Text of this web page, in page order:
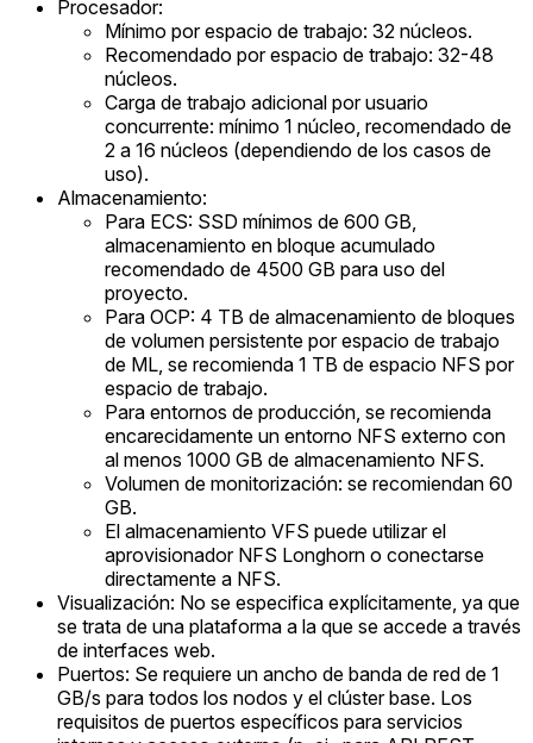
Procesador:
Mínimo por espacio de trabajo: 32 núcleos.
Recomendado por espacio de trabajo: 32-48
núcleos.
Carga de trabajo adicional por usuario
concurrente: mínimo 1 núcleo, recomendado de
2 a 16 núcleos (dependiendo de los casos de
uso).
Almacenamiento:
Para ECS: SSD mínimos de 600 GB,
almacenamiento en bloque acumulado
recomendado de 4500 GB para uso del
proyecto.
Para OCP: 4 TB de almacenamiento de bloques
de volumen persistente por espacio de trabajo
de ML, se recomienda 1 TB de espacio NFS por
espacio de trabajo.
Para entornos de producción, se recomienda
encarecidamente un entorno NFS externo con
al menos 1000 GB de almacenamiento NFS.
Volumen de monitorización: se recomiendan 60
GB.
El almacenamiento VFS puede utilizar el
aprovisionador NFS Longhorn o conectarse
directamente a NFS.
Visualización: No se especifica explícitamente, ya que
se trata de una plataforma a la que se accede a través
de interfaces web.
Puertos: Se requiere un ancho de banda de red de 1
GB/s para todos los nodos y el clúster base. Los
requisitos de puertos específicos para servicios